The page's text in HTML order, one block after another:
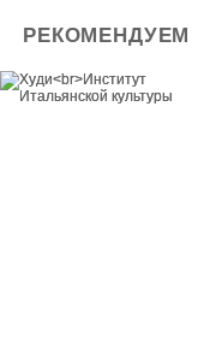
РЕКОМЕНДУЕМ